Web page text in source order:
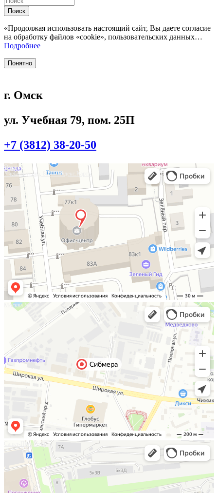
Поиск
«Продолжая использовать настоящий сайт, Вы даете согласие
на обработку файлов «cookie», пользовательских данных…
Подробнее
Понятно
г. Омск
ул. Учебная 79, пом. 25П
+7 (3812) 38-20-50
Омск
Учебная улица, 86 — Яндекс.Карты
Москва
Санкт-Петербург